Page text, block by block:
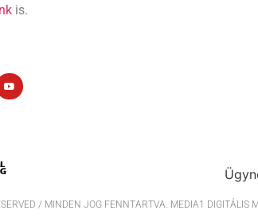
is.
/ MINDEN JOG FENNTARTVA. MEDIA1 DIGITÁLIS